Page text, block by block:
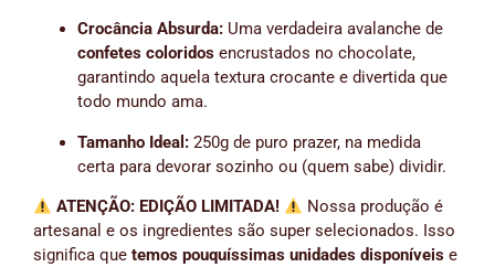
Crocância Absurda: Uma verdadeira avalanche de
confetes coloridos encrustados no chocolate,
garantindo aquela textura crocante e divertida que
todo mundo ama.
Tamanho Ideal: 250g de puro prazer, na medida
certa para devorar sozinho ou (quem sabe) dividir.
ATENÇÃO: EDIÇÃO LIMITADA!
Nossa produção é
artesanal e os ingredientes são super selecionados. Isso
significa que temos pouquíssimas unidades disponíveis e